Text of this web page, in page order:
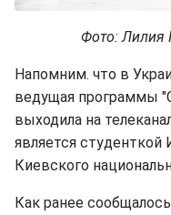
Фото: Лилия
Напомним. что в
ведущая программы
выходила на
является студенткой
Киевского
Как ранее